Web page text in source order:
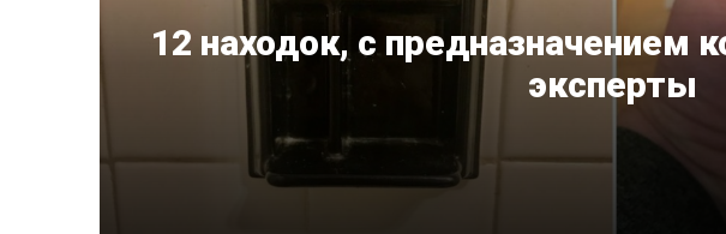
12 находок, с предназначением
эксперты